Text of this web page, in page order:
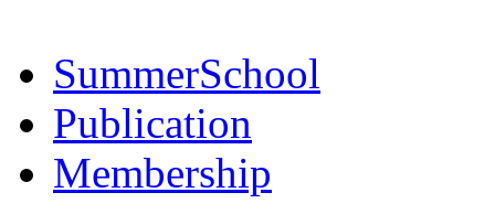
SummerSchool
Publication
Membership